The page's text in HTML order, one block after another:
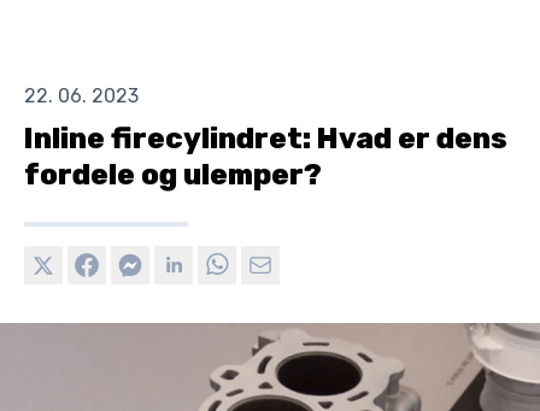
22. 06. 2023
Inline firecylindret: Hvad er dens
fordele og ulemper?